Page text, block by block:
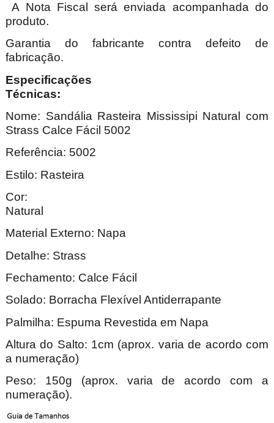
A Nota Fiscal será enviada acompanhada do
produto.
Garantia do fabricante contra defeito de
fabricação.
Especificações
Nome: Sandália Rasteira Mississipi Natural com
Strass Calce Fácil 5002
Referência: 5002
Estilo: Rasteira
Cor:
Material Externo: Napa
Detalhe: Strass
Fechamento: Calce Fácil
Solado: Borracha Flexível Antiderrapante
Palmilha: Espuma Revestida em Napa
Altura do Salto: 1cm (aprox. varia de acordo com
a numeração)
Peso: 150g (aprox. varia de acordo com a
numeração).